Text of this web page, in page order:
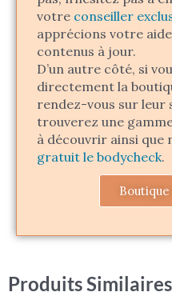
votre conseiller
apprécions votre
contenus à jour.
D’un autre côté, si
directement la
rendez-vous sur leur
trouverez une
à découvrir ainsi que
gratuit le bodycheck.
Produits Similaires